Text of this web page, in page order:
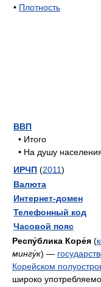
• Плотность
ВВП
• Итого
• На душу
ИРЧП (2011)
Валюта
Интернет-домен
Телефонный код
Часовой пояс
Респу́блика Коре́я (
мингу́к) —
Корейском
широко